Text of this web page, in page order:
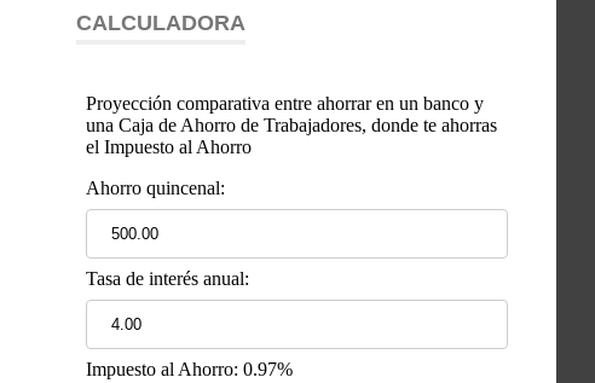
CALCULADORA